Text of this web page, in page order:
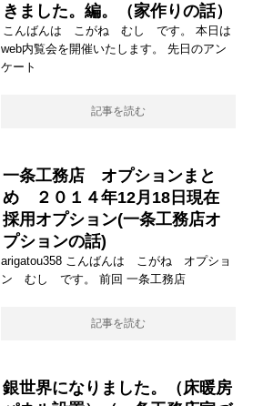
きました。編。（家作りの話）
こんばんは こがね むし です。 本日は
web内覧会を開催いたします。 先日のアン
ケート
記事を読む
一条工務店 オプションまと
め ２０１４年12月18日現在
採用オプション(一条工務店オ
プションの話)
arigatou358 こんばんは こがね オプショ
ン むし です。 前回 一条工務店
記事を読む
銀世界になりました。（床暖房